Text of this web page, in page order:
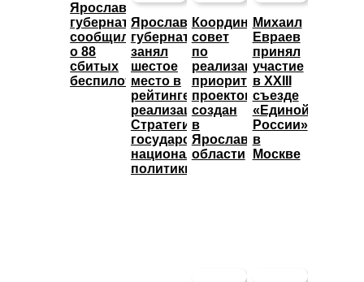
Ярославский
губернатор
сообщил
о 88
сбитых
беспилотниках
Ярославский
губернатор
занял
шестое
место в
рейтинге
реализации
Стратегии
государственной
национальной
политики
Координационный
совет
по
реализации
приоритетных
проектов
создан
в
Ярославской
области
Михаил
Евраев
принял
участие
в XXIII
съезде
«Единой
России»
в
Москве